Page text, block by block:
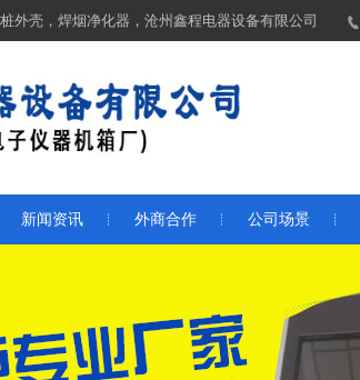
外壳，焊烟净化器，沧州鑫程电器设备有限公司
新闻资讯 外商合作 公司场景